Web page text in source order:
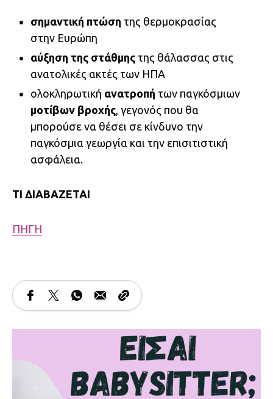
σημαντική πτώση της θερμοκρασίας
στην Ευρώπη
αύξηση της στάθμης της θάλασσας στις
ανατολικές ακτές των ΗΠΑ
ολοκληρωτική ανατροπή των παγκόσμιων
μοτίβων βροχής , γεγονός που θα
μπορούσε να θέσει σε κίνδυνο την
παγκόσμια γεωργία και την επισιτιστική
ασφάλεια.
TI ΔΙΑΒΑΖΕΤΑΙ
ΠΗΓΗ